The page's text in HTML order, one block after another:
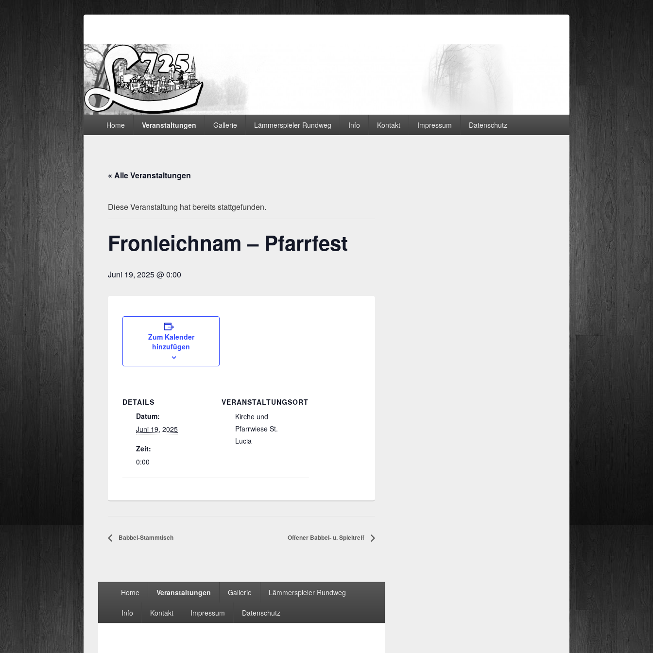
Lämmerspieler Ortsvereine
Home Veranstaltungen Gallerie Lämmerspieler Rundweg Info Kontakt Impressum Datenschutz
« Alle Veranstaltungen
Diese Veranstaltung hat bereits stattgefunden.
Fronleichnam – Pfarrfest
Juni 19, 2025 @ 0:00
Zum Kalender
hinzufügen
DETAILS
Datum:
Juni 19, 2025
Zeit:
0:00
VERANSTALTUNGSORT
Kirche und
Pfarrwiese St.
Lucia
Babbel-Stammtisch Offener Babbel- u. Spieltreff
Home Veranstaltungen Gallerie Lämmerspieler Rundweg
Info Kontakt Impressum Datenschutz